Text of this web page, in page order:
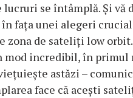
lucruri se întâmplă. Şi
faţa unei alegeri
zona de sateliţi low
incredibil, în primul
astăzi –
face că aceşti